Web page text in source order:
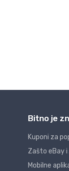
Bitno je
Kuponi za
Zašto eBay i
Mobilne